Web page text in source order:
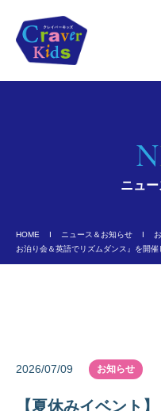
N
ニュ
HOME Ι ニュース＆お知らせ Ι
お泊り会＆英語でリズムダンス』を開催
2026/07/09 お知らせ
【夏休みイベント